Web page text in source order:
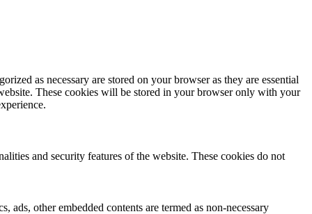
as necessary are stored on your browser as they are essential
These cookies will be stored in your browser only with your
and security features of the website. These cookies do not
other embedded contents are termed as non-necessary